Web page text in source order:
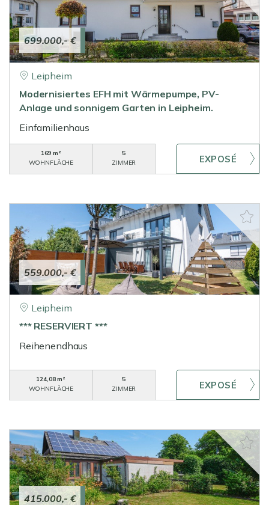
699.000,- €
Leipheim
Modernisiertes EFH mit Wärmepumpe, PV-
Anlage und sonnigem Garten in Leipheim.
Einfamilienhaus
169 m²
WOHNFLÄCHE
5
ZIMMER
559.000,- €
Leipheim
*** RESERVIERT ***
Reihenendhaus
124,08 m²
WOHNFLÄCHE
5
ZIMMER
415.000,- €